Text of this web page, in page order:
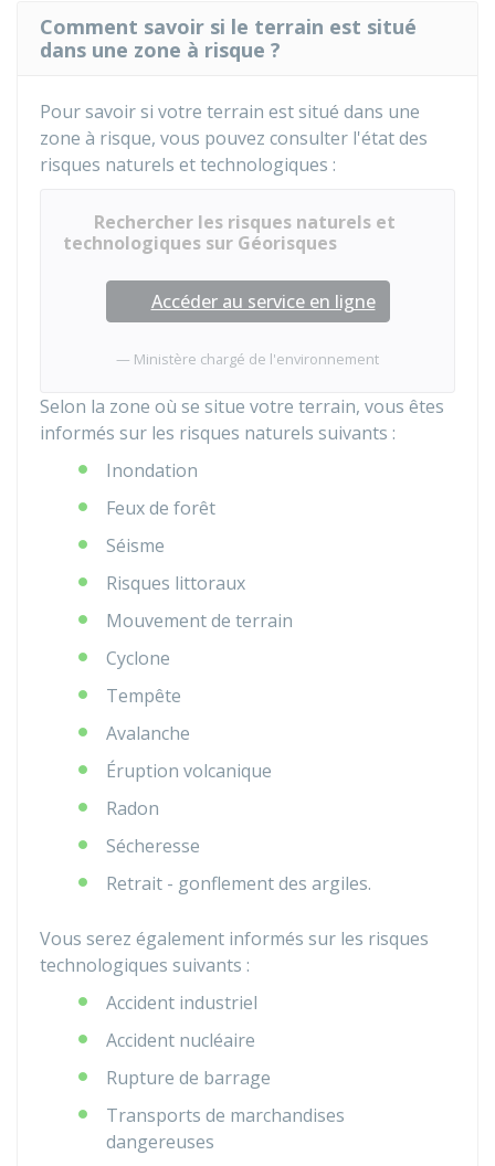
Comment savoir si le terrain est situé
dans une zone à risque ?
Pour savoir si votre terrain est situé dans une
zone à risque, vous pouvez consulter l'état des
risques naturels et technologiques :
Rechercher les risques naturels et
technologiques sur Géorisques
Accéder au service en ligne
Ministère chargé de l'environnement
Selon la zone où se situe votre terrain, vous êtes
informés sur les risques naturels suivants :
Inondation
Feux de forêt
Séisme
Risques littoraux
Mouvement de terrain
Cyclone
Tempête
Avalanche
Éruption volcanique
Radon
Sécheresse
Retrait - gonflement des argiles.
Vous serez également informés sur les risques
technologiques suivants :
Accident industriel
Accident nucléaire
Rupture de barrage
Transports de marchandises
dangereuses